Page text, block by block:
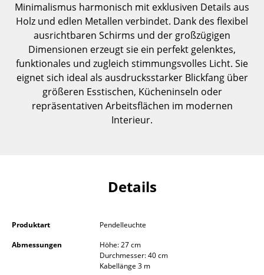
Einzelteile
... alle Tische
Aufbewahren
Regale & Schränke
Bücherregale
Barmöbel
Garderoben
Minimalismus harmonisch mit exklusiven Details aus
Holz und edlen Metallen verbindet. Dank des flexibel
ausrichtbaren Schirms und der großzügigen
Dimensionen erzeugt sie ein perfekt gelenktes,
funktionales und zugleich stimmungsvolles Licht. Sie
eignet sich ideal als ausdrucksstarker Blickfang über
größeren Esstischen, Kücheninseln oder
repräsentativen Arbeitsflächen im modernen
Interieur.
Details
Produktart
Pendelleuchte
Abmessungen
Höhe: 27 cm
Durchmesser: 40 cm
Kabellänge 3 m